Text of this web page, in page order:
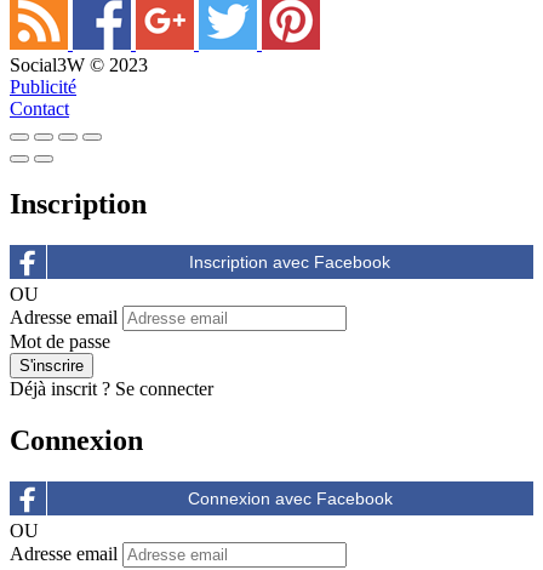
Social3W © 2023
Publicité
Contact
Inscription
OU
Adresse email
Mot de passe
Déjà inscrit ? Se connecter
Connexion
OU
Adresse email